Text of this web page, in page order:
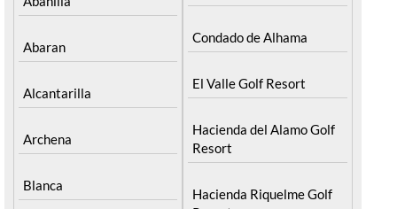
Abaran
Alcantarilla
Archena
Blanca
Condado de Alhama
El Valle Golf Resort
Hacienda del Alamo Golf
Resort
Hacienda Riquelme Golf